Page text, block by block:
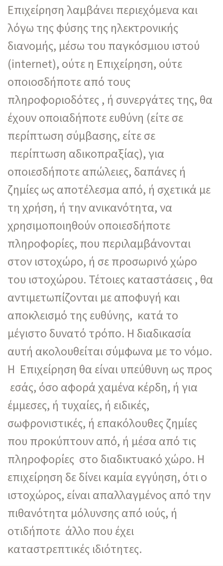
Επιχείρηση λαμβάνει περιεχόμενα και
λόγω της φύσης της ηλεκτρονικής
διανομής, μέσω του παγκόσμιου ιστού
(internet), ούτε η Επιχείρηση, ούτε
οποιοσδήποτε από τους
πληροφοριοδότες , ή συνεργάτες της, θα
έχουν οποιαδήποτε ευθύνη (είτε σε
περίπτωση σύμβασης, είτε σε
περίπτωση αδικοπραξίας), για
οποιεσδήποτε απώλειες, δαπάνες ή
ζημίες ως αποτέλεσμα από, ή σχετικά με
τη χρήση, ή την ανικανότητα, να
χρησιμοποιηθούν οποιεσδήποτε
πληροφορίες, που περιλαμβάνονται
στον ιστοχώρο, ή σε προσωρινό χώρο
του ιστοχώρου. Τέτοιες καταστάσεις , θα
αντιμετωπίζονται με αποφυγή και
αποκλεισμό της ευθύνης, κατά το
μέγιστο δυνατό τρόπο. Η διαδικασία
αυτή ακολουθείται σύμφωνα με το νόμο.
Η Επιχείρηση θα είναι υπεύθυνη ως προς
εσάς, όσο αφορά χαμένα κέρδη, ή για
έμμεσες, ή τυχαίες, ή ειδικές,
σωφρονιστικές, ή επακόλουθες ζημίες
που προκύπτουν από, ή μέσα από τις
πληροφορίες στο διαδικτυακό χώρο. Η
επιχείρηση δε δίνει καμία εγγύηση, ότι ο
ιστοχώρος, είναι απαλλαγμένος από την
πιθανότητα μόλυνσης από ιούς, ή
οτιδήποτε άλλο που έχει
καταστρεπτικές ιδιότητες.